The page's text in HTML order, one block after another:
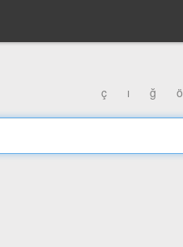
ç ı ğ ö